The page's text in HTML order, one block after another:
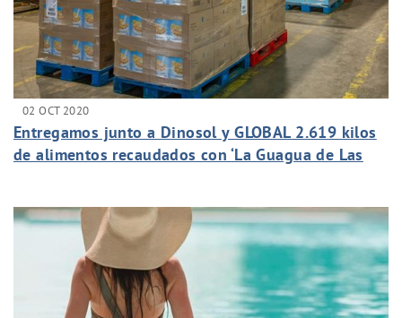
02 OCT 2020
Entregamos junto a Dinosol y GLOBAL 2.619 kilos
de alimentos recaudados con ‘La Guagua de Las